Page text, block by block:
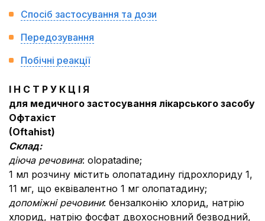
Спосіб застосування та дози
Передозування
Побічні реакції
І Н С Т Р У К Ц І Я
для медичного застосування лікарського засобу
Офтахіст
(Oftahist)
Склад:
діюча речовина: olopatadine;
1 мл розчину містить олопатадину гідрохлориду 1,
11 мг, що еквівалентно 1 мг олопатадину;
допоміжні речовини: бензалконію хлорид, натрію
хлорид, натрію фосфат двохосновний безводний,